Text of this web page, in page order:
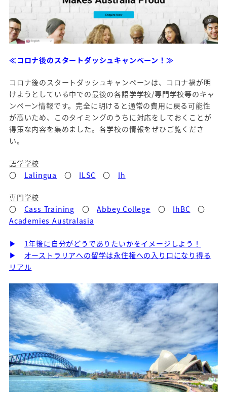
≪コロナ後のスタートダッシュキャンペーン！≫
コロナ後のスタートダッシュキャンペーンは、コロナ禍が明
けようとしている中での最後の各語学学校/専門学校等のキャ
ンペーン情報です。完全に明けると通常の費用に戻る可能性
が高いため、このタイミングのうちに対応をしておくことが
得策な内容を集めました。各学校の情報をぜひご覧くださ
い。
語学学校
〇 Lalingua 〇 ILSC 〇 Ih
専門学校
〇 Cass Training 〇Abbey College 〇 IhBC 〇
Academies Australasia
▶
1年後に自分がどうでありたいかをイメージしよう！
▶
オーストラリアへの留学は永住権への入り口になり得る
リアル